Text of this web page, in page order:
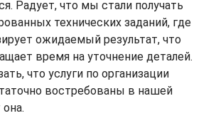
Радует, что мы стали получать
технических заданий, где
ожидаемый результат, что
время на уточнение деталей.
что услуги по организации
востребованы в нашей